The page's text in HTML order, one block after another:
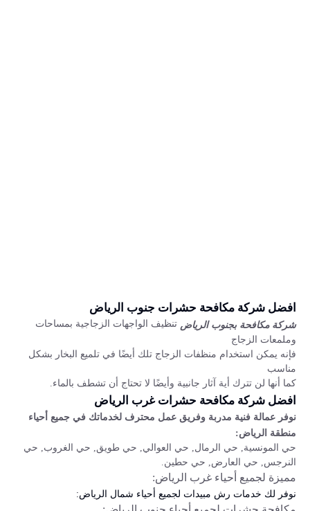
افضل شركة مكافحة حشرات جنوب الرياض
شركة مكافحة بجنوب الرياض تنظيف الواجهات الزجاجية بمساحات
وملمعات الزجاج
فإنه يمكن استخدام منظفات الزجاج تلك أيضًا في تلميع البخار بشكل
مناسب
كما أنها لن تترك أية آثار جانبية وأيضًا لا تحتاج أن تشطف بالماء.
افضل شركة مكافحة حشرات غرب الرياض
نوفر عمالة فنية مدربة وفريق عمل محترف لخدماتك في جميع أحياء
منطقة الرياض:
حي المونسية, حي الرمال, حي العوالي, حي طويق, حي الغروب, حي
النرجس, حي العارض, حي حطين.
مميزة لجميع أحياء غرب الرياض:
نوفر لك خدمات رش مبيدات لجميع أحياء شمال الرياض: